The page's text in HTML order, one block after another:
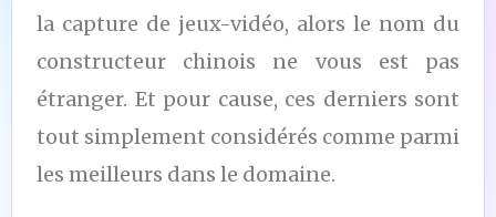
la capture de jeux-vidéo, alors le nom du
constructeur chinois ne vous est pas
étranger. Et pour cause, ces derniers sont
tout simplement considérés comme parmi
les meilleurs dans le domaine.